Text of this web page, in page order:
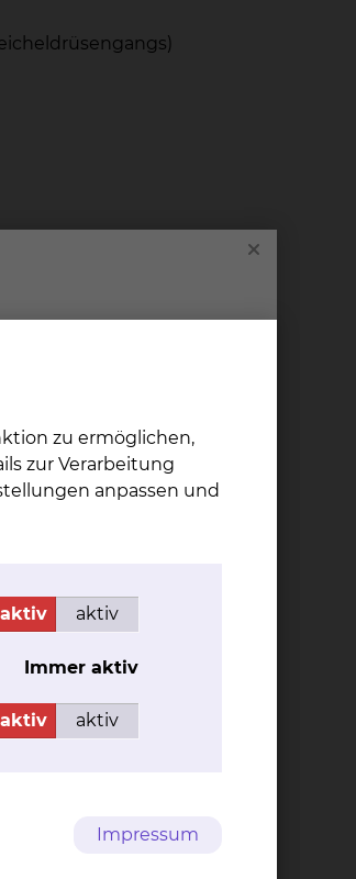
zu ermöglichen,
zur Verarbeitung
anpassen und
aktiv
Immer aktiv
aktiv
Impressum